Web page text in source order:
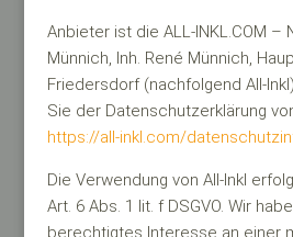
Anbieter ist die ALL-INKL.COM –
Münnich, Inh. René Münnich,
Friedersdorf (nachfolgend All-
Sie der Datenschutzerklärung
https://all-inkl.com/
Die Verwendung von All-Inkl
Art. 6 Abs. 1 lit. f DSGVO. Wir
berechtigtes Interesse an einer